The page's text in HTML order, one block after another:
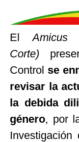
El
Corte)
Control se
revisar la
la debida
género, por